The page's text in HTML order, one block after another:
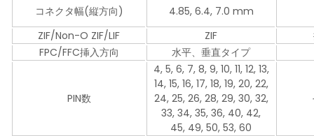
コネクタ幅(縦方向)
4.85, 6.4, 7.0 mm
ZIF/Non-O ZIF/LIF
ZIF
FPC/FFC挿入方向
水平、垂直タイプ
PIN数
4, 5, 6, 7, 8, 9, 10, 11, 12, 13,
14, 15, 16, 17, 18, 19, 20, 22,
24, 25, 26, 28, 29, 30, 32,
33, 34, 35, 36, 40, 42,
45, 49, 50, 53, 60